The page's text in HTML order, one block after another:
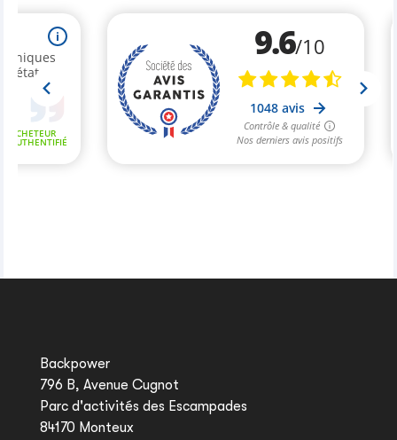
Backpower
796 B, Avenue Cugnot
Parc d'activités des Escampades
84170 Monteux